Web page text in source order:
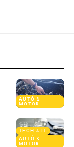
AUTÓ &
MOTOR
TECH & IT
AUTÓ &
MOTOR